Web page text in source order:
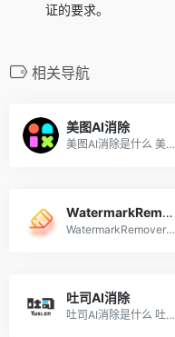
证的要求。
相关导航
美图AI消除
美图AI消除是什么 美图AI消除...
WatermarkRemover
WatermarkRemover是什么 Wate...
吐司AI消除
吐司AI消除是什么 吐司AI消除...